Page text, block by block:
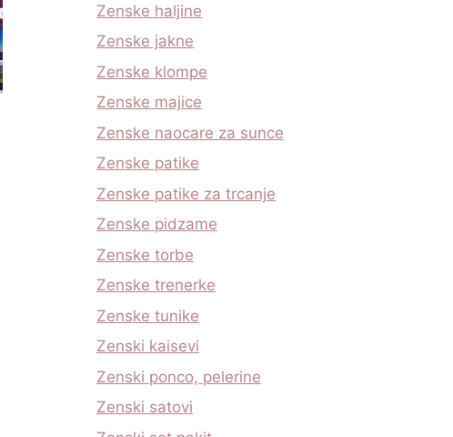
Zenske haljine
Zenske jakne
Zenske klompe
Zenske majice
Zenske naocare za sunce
Zenske patike
Zenske patike za trcanje
Zenske pidzame
Zenske torbe
Zenske trenerke
Zenske tunike
Zenski kaisevi
Zenski ponco, pelerine
Zenski satovi